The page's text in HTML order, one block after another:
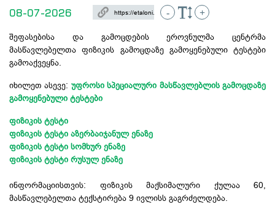
08-07-2026 - +
შეფასებისა და გამოცდების ეროვნულმა ცენტრმა
მასწავლებელთა ფიზიკის გამოცდაზე გამოყენებული ტესტები
გამოაქვეყნა.
იხილეთ ასევე: უფროსი სპეციალური მასწავლებლის გამოცდაზე
გამოყენებული ტესტები
ფიზიკის ტესტი
ფიზიკის ტესტი აზერბაიჯანულ ენაზე
ფიზიკის ტესტი სომხურ ენაზე
ფიზიკის ტესტი რუსულ ენაზე
ინფორმაციისთვის: ფიზიკის მაქსიმალური ქულაა 60,
მასწავლებელთა ტექსტირება 9 ივლისს გაგრძელდება.